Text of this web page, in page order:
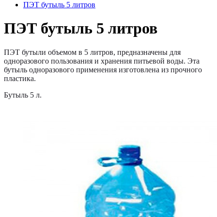
ПЭТ бутыль 5 литров
ПЭТ бутыль 5 литров
ПЭТ бутыли объемом в 5 литров, предназначены для
одноразового пользования и хранения питьевой воды. Эта
бутыль одноразового применения изготовлена из прочного
пластика.
Бутыль 5 л.